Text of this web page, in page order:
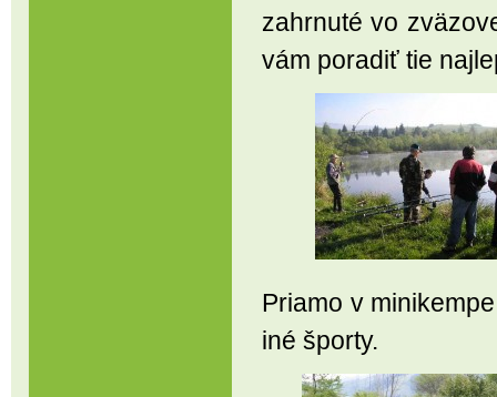
zahrnuté vo
vám poradiť tie
Priamo v
iné športy.